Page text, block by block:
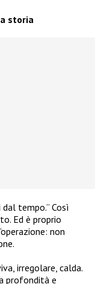
storia
tempo.” Così
Ed è proprio
non
irregolare, calda.
profondità e